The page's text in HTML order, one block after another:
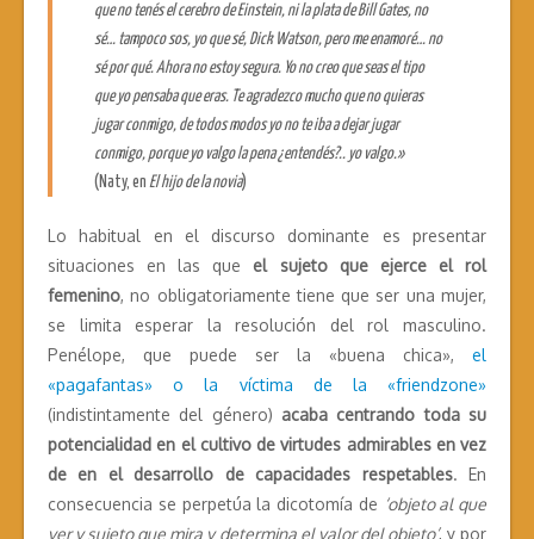
que no tenés el cerebro de Einstein, ni la plata de Bill Gates, no
sé… tampoco sos, yo que sé, Dick Watson, pero me enamoré… no
sé por qué. Ahora no estoy segura. Yo no creo que seas el tipo
que yo pensaba que eras. Te agradezco mucho que no quieras
jugar conmigo, de todos modos yo no te iba a dejar jugar
conmigo, porque yo valgo la pena ¿entendés?.. yo valgo.»
(Naty, en El hijo de la novia)
Lo habitual en el discurso dominante es presentar
situaciones en las que el sujeto que ejerce el rol
femenino, no obligatoriamente tiene que ser una mujer,
se limita esperar la resolución del rol masculino.
Penélope, que puede ser la «buena chica», el
«pagafantas» o la víctima de la «friendzone»
(indistintamente del género) acaba centrando toda su
potencialidad en el cultivo de virtudes admirables en vez
de en el desarrollo de capacidades respetables. En
consecuencia se perpetúa la dicotomía de ‘objeto al que
ver y sujeto que mira y determina el valor del objeto’, y por